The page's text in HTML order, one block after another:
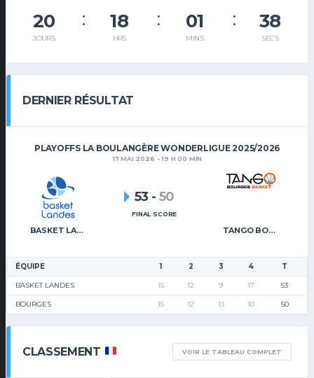
20
JOURS
18
HRS
01
MINS
37
SECS
DERNIER RÉSULTAT
PLAYOFFS LA BOULANGÈRE WONDERLIGUE 2025/2026
17 MAI 2026 - 19 H 00 MIN
BASKET LANDES TANGO BOURGES BASKET
53 - 50
FINAL SCORE
ÉQUIPE 1 2 3 4 T
BASKET LANDES 15 12 9 17 53
BOURGES 15 12 13 10 50
CLASSEMENT VOIR LE TABLEAU COMPLET